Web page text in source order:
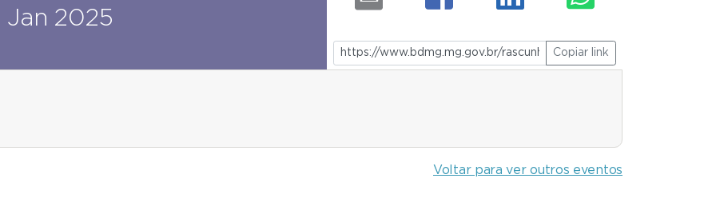
Jan 2025
Copiar link
Voltar para ver outros eventos